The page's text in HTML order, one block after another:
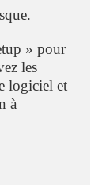
» pour
les
logiciel et
à